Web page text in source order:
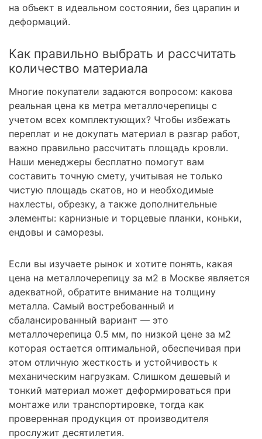
на объект в идеальном состоянии, без царапин и
деформаций.
Как правильно выбрать и рассчитать
количество материала
Многие покупатели задаются вопросом: какова
реальная цена кв метра металлочерепицы с
учетом всех комплектующих? Чтобы избежать
переплат и не докупать материал в разгар работ,
важно правильно рассчитать площадь кровли.
Наши менеджеры бесплатно помогут вам
составить точную смету, учитывая не только
чистую площадь скатов, но и необходимые
нахлесты, обрезку, а также дополнительные
элементы: карнизные и торцевые планки, коньки,
ендовы и саморезы.
Если вы изучаете рынок и хотите понять, какая
цена на металлочерепицу за м2 в Москве является
адекватной, обратите внимание на толщину
металла. Самый востребованный и
сбалансированный вариант — это
металлочерепица 0.5 мм, по низкой цене за м2
которая остается оптимальной, обеспечивая при
этом отличную жесткость и устойчивость к
механическим нагрузкам. Слишком дешевый и
тонкий материал может деформироваться при
монтаже или транспортировке, тогда как
проверенная продукция от производителя
прослужит десятилетия.